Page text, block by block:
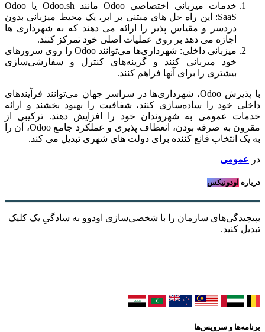
خدمات میزبانی اختصاصی Odoo مانند Odoo.sh یا Odoo
SaaS: این راه حل های مبتنی بر ابر، یک محیط میزبانی بدون
دردسر و مقیاس پذیر را ارائه می دهند که به شهرداری ها
اجازه می دهد بر روی عملیات اصلی خود تمرکز کنند.
میزبانی داخلی: شهرداری‌ها می‌توانند Odoo را روی سرورهای
خود میزبانی کنند و گزینه‌های کنترل و سفارشی‌سازی
بیشتری را برای آنها فراهم کنند.
با پذیرش Odoo، شهرداری‌ها در سراسر جهان می‌توانند فرآیندهای
داخلی خود را ساده‌سازی کنند، شفافیت را بهبود بخشند و ارائه
خدمات عمومی به شهروندان خود را افزایش دهند. ترکیبی از
مقرون به صرفه بودن، انعطاف پذیری و عملکرد جامع Odoo، آن را
به یک انتخاب قانع کننده برای دولت های شهری تبدیل می کند.
در عمومی
درباره اودونیکس
بپیچیدگی‌های سازمان را با شخصی‌سازی اودوو به سادگیِ یک کلیک
تبدیل کنید.
برنامه‌ها و سرویس‌ها